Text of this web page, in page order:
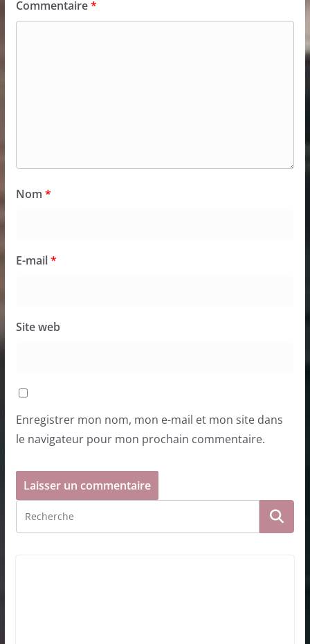
Commentaire*
Nom *
E-mail*
Site web
Enregistrer mon nom, mon e-mail et mon site dans
le navigateur pour mon prochain commentaire.